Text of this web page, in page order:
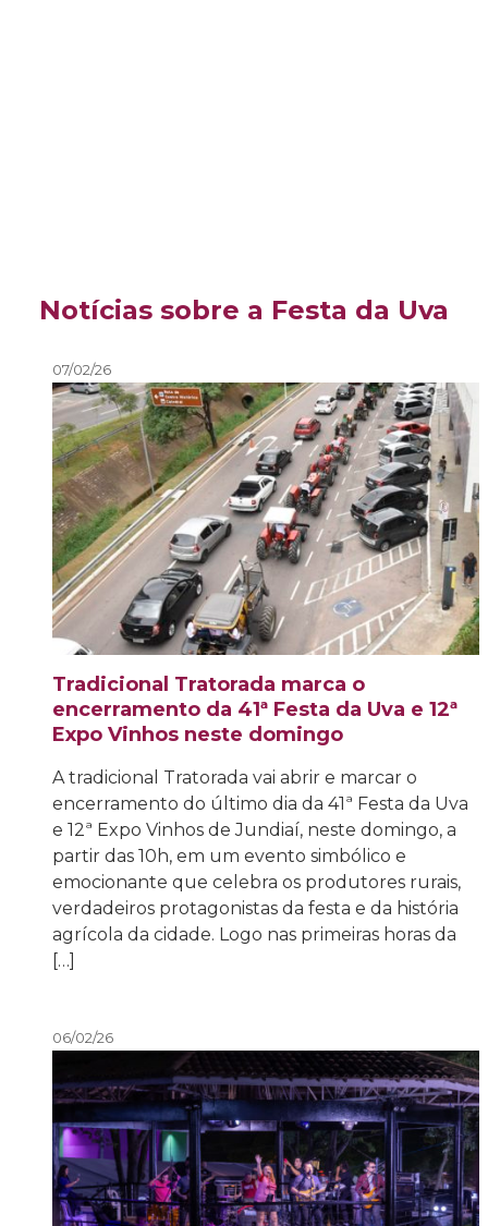
Notícias sobre a Festa da Uva
07/02/26
Tradicional Tratorada marca o
encerramento da 41ª Festa da Uva e 12ª
Expo Vinhos neste domingo
A tradicional Tratorada vai abrir e marcar o
encerramento do último dia da 41ª Festa da Uva
e 12ª Expo Vinhos de Jundiaí, neste domingo, a
partir das 10h, em um evento simbólico e
emocionante que celebra os produtores rurais,
verdadeiros protagonistas da festa e da história
agrícola da cidade. Logo nas primeiras horas da
[…]
06/02/26